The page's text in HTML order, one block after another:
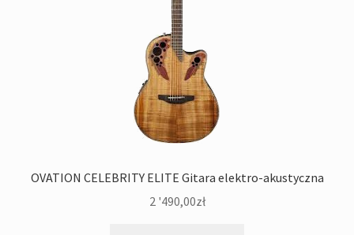
OVATION CELEBRITY ELITE Gitara elektro-akustyczna
2 '490,00zł